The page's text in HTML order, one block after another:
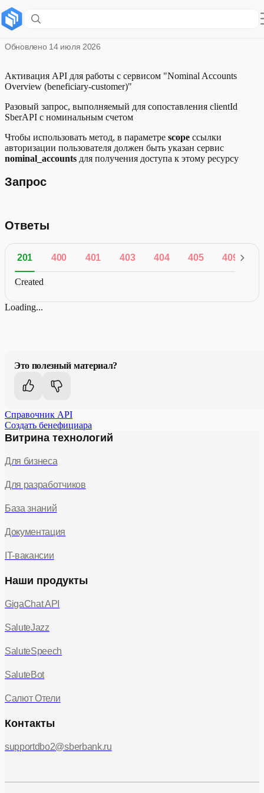
Активировать API
Обновлено 14 июля 2026
Активация API для работы с сервисом "Nominal Accounts
Overview (beneficiary-customer)"
Разовый запрос, выполняемый для сопоставления clientId
SberAPI с номинальным счетом
Чтобы использовать метод, в параметре scope ссылки
авторизации пользователя должен быть указан сервис
nominal_accounts для получения доступа к этому ресурсу
Запрос
Ответы
201 400 401 403 404 405 409
Created
Loading...
Это полезный материал?
Справочник API
Создать бенефициара
Витрина технологий
Для бизнеса
Для разработчиков
База знаний
Документация
IT-вакансии
Наши продукты
GigaChat API
SaluteJazz
SaluteSpeech
SaluteBot
Салют Отели
Контакты
supportdbo2@sberbank.ru